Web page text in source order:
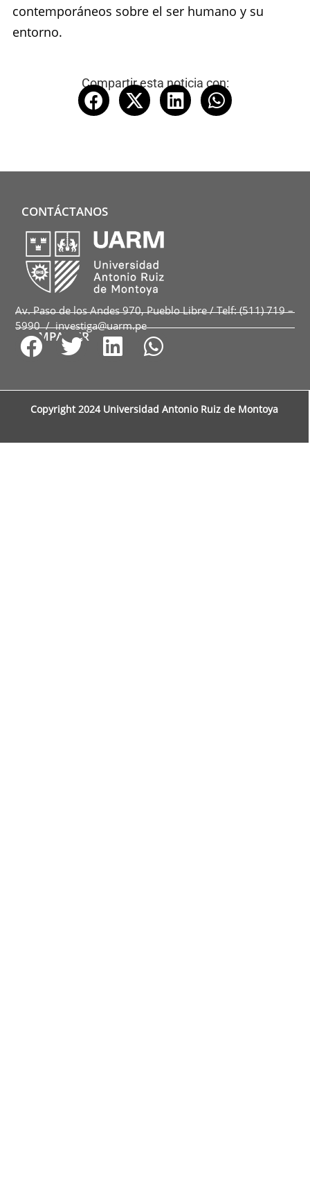
contemporáneos sobre el ser humano y su
entorno.
Compartir esta noticia con:
CONTÁCTANOS
Av. Paso de los Andes 970, Pueblo Libre / Telf: (511) 719 –
5990 / investiga@uarm.pe
COMPARTIR
Copyright 2024 Universidad Antonio Ruiz de Montoya